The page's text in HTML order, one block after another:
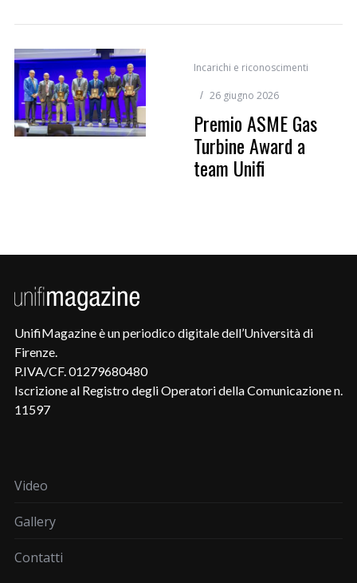
Incarichi e riconoscimenti
26 giugno 2026
Premio ASME Gas
Turbine Award a
team Unifi
UnifiMagazine è un periodico digitale dell’Università di
Firenze.
P.IVA/CF. 01279680480
Iscrizione al Registro degli Operatori della Comunicazione n.
11597
Video
Gallery
Contatti